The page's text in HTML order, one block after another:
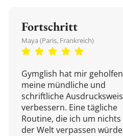
Fortschritt
Maya (Paris, Frankreich)
Gymglish hat mir
meine mündliche und
schriftliche
verbessern. Eine tägliche
Routine, die ich um nichts
der Welt verpassen